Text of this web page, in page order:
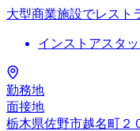
大型商業施設でレスト
インストアスタ
勤務地
面接地
栃木県佐野市越名町２